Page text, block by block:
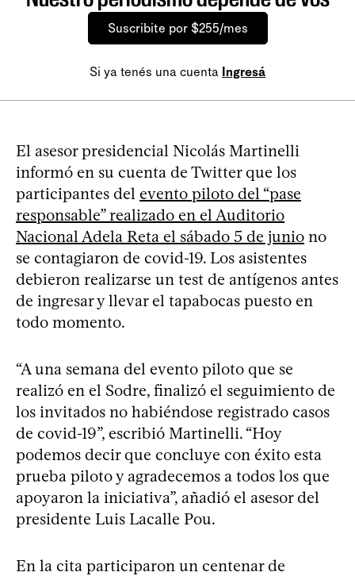
Suscribite por $255/mes
Si ya tenés una cuenta Ingresá
El asesor presidencial Nicolás Martinelli
informó en su cuenta de Twitter que los
participantes del evento piloto del “pase
responsable” realizado en el Auditorio
Nacional Adela Reta el sábado 5 de junio no
se contagiaron de covid-19. Los asistentes
debieron realizarse un test de antígenos antes
de ingresar y llevar el tapabocas puesto en
todo momento.
“A una semana del evento piloto que se
realizó en el Sodre, finalizó el seguimiento de
los invitados no habiéndose registrado casos
de covid-19”, escribió Martinelli. “Hoy
podemos decir que concluye con éxito esta
prueba piloto y agradecemos a todos los que
apoyaron la iniciativa”, añadió el asesor del
presidente Luis Lacalle Pou.
En la cita participaron un centenar de